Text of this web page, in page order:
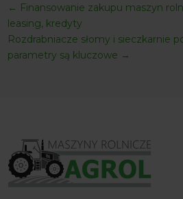
← Finansowanie zakupu maszyn
leasing, kredyty
Rozdrabniacze słomy i sieczkarnie
parametry są kluczowe →